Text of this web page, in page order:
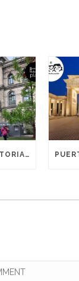
MUSEO DE HISTORIA NATURAL – BERLÍN